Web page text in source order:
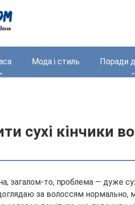
Мода і стиль Поради
сухі кінчики
загалом-то, проблема — дуже
за волоссям нормально,